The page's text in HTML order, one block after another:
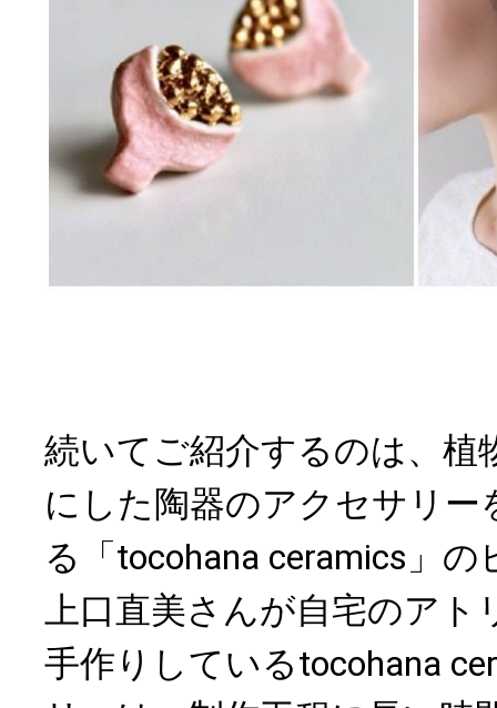
続いてご紹介するのは、植
にした陶器のアクセサリー
る「tocohana ceramics」
上口直美さんが自宅のアト
手作りしているtocohana